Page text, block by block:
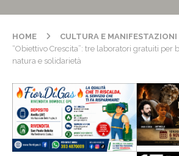
HOME CULTURA E MANIFESTAZIONI
“Obiettivo Crescita”: tre laboratori gratuiti per
natura e solidarietà